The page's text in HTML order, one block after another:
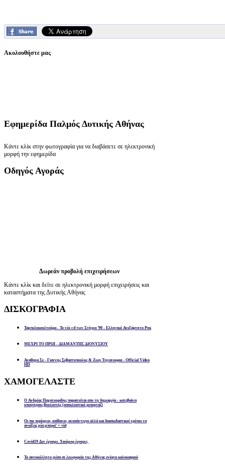
Ακολουθήστε μας
Εφημερίδα Παλμός Δυτικής Αθήνας
Κάντε κλίκ στην φωτογραφία για να διαβάσετε σε ηλεκτρονική
μορφή την εφημερίδα
Οδηγός Αγοράς
Δωρεάν προβολή επιχειρήσεων
Κάντε κλίκ και δείτε σε ηλεκτρονική μορφή επιχειρήσεις και
καταστήματα της Δυτικής Αθήνας
ΔΙΣΚΟΓΡΑΦΙΑ
Ταμπελοκουλτούρα - Το νέο cd των Στίγμα '90 - Ελληνικό Ανεξάρτητο Ροκ
ΜΕΧΡΙ ΤΟ ΠΡΩΙ - ΔΙΑΜΑΝΤΗΣ ΔΙΟΝΥΣΙΟΥ
Αναθεμα Σε - Γιαννης Σεβαστοπουλος & Ζωη Τηγανουρια - Official Video
HD
ΧΑΜΟΓΕΛΑΣΤΕ
Ο Ανδρέας Παχατουρίδης παραιτείται απο τη δημαρχία - κατεβαίνει
υποψήφιος βουλευτής (αποκλειστικό ρεπορτάζ)
Οι πιο περίεργοι, απίθανοι, αναπάντεχοι αλλά και διασκεδαστικοί τρόποι να
ανοίξεις μία μπύρα! + vid
Covid19 Δεν έχουμε. Χιούμορ έχουμε;
Το αυτοκόλλητο μέσα σε λεωφορείο της Αθήνας ενόψει καλοκαιριού